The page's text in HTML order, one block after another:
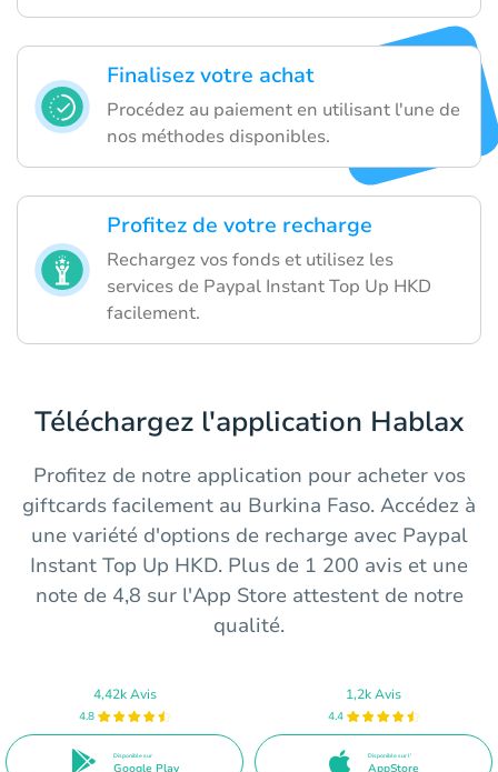
Finalisez votre achat
Procédez au paiement en utilisant l'une de
nos méthodes disponibles.
Profitez de votre recharge
Rechargez vos fonds et utilisez les
services de Paypal Instant Top Up HKD
facilement.
Téléchargez l'application Hablax
Profitez de notre application pour acheter vos
giftcards facilement au Burkina Faso. Accédez à
une variété d'options de recharge avec Paypal
Instant Top Up HKD. Plus de 1 200 avis et une
note de 4,8 sur l'App Store attestent de notre
qualité.
4,42k Avis
4.8
Disponible sur
Google Play
1,2k Avis
4.4
Disponible sur l'
AppStore